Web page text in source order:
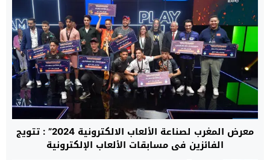
معرض المغرب لصناعة الألعاب الالكترونية 2024” : تتويج
الفائزين في مسابقات الألعاب الإلكترونية